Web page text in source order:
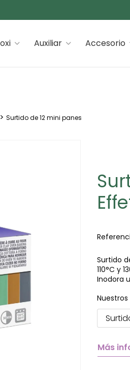
Auxiliar Accesorio
> Surtido de 12 mini panes
Surtido
110°C y
Inodora
Más